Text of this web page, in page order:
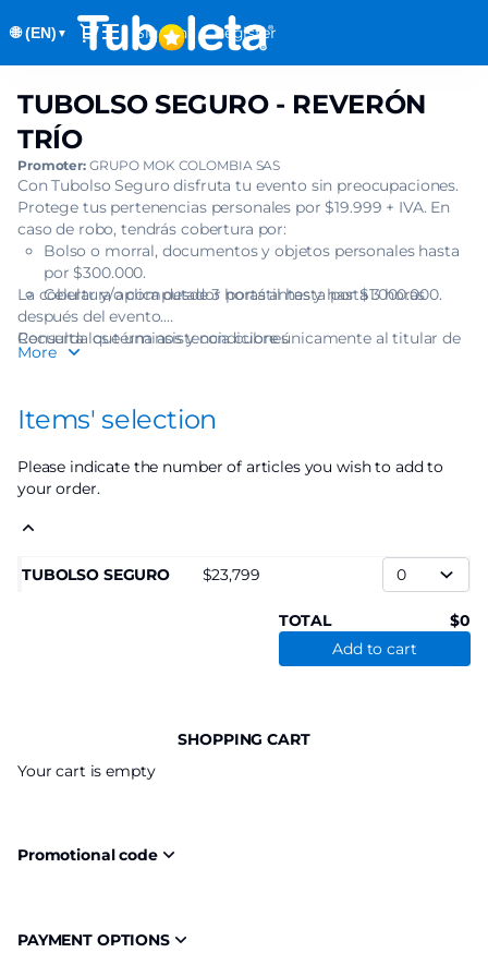
🌐 (EN) ▼ Dialog
Sign in Register
selection
REVERÓN
TRÍO]
Tuboleta.com
TUBOLSO
SEGURO
REVERÓN
TRÍO
TUBOLSO SEGURO - REVERÓN
TRÍO
Promoter: GRUPO MOK COLOMBIA SAS
Con Tubolso Seguro disfruta tu evento sin preocupaciones.
Protege tus pertenencias personales por $19.999 + IVA. En
caso de robo, tendrás cobertura por:
Bolso o morral, documentos y objetos personales hasta
por $300.000.
Celular y/o computador portátil hasta por $1.000.000.
La cobertura aplica desde 3 horas antes y hasta 3 horas
después del evento.
Recuerda que una asistencia cubre únicamente al titular de
una (1) boleta.
Consulta los términos y condiciones
More
Items' selection
Please indicate the number of articles you wish to add to
your order.
TUBOLSO SEGURO 23,799
TOTAL
0
Add to cart
SHOPPING CART
Your cart is empty
Promotional code
PAYMENT OPTIONS